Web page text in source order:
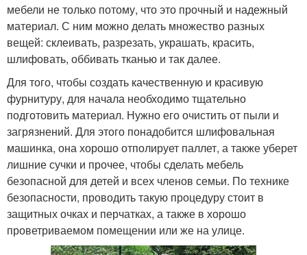
мебели не только потому, что это прочный и надежный
материал. С ним можно делать множество разных
вещей: склеивать, разрезать, украшать, красить,
шлифовать, оббивать тканью и так далее.
Для того, чтобы создать качественную и красивую
фурнитуру, для начала необходимо тщательно
подготовить материал. Нужно его очистить от пыли и
загрязнений. Для этого понадобится шлифовальная
машинка, она хорошо отполирует паллет, а также уберет
лишние сучки и прочее, чтобы сделать мебель
безопасной для детей и всех членов семьи. По технике
безопасности, проводить такую процедуру стоит в
защитных очках и перчатках, а также в хорошо
проветриваемом помещении или же на улице.